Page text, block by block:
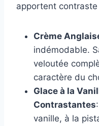
apportent
Crème
indémodable.
veloutée
caractère du
Glace à la
Contrastantes
vanille, à la